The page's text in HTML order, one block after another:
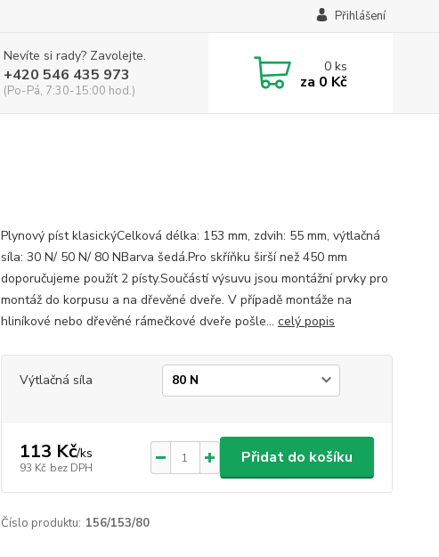
Přihlášení
Nevíte si rady? Zavolejte.
+420 546 435 973
(Po-Pá, 7:30-15:00 hod.)
0ks
za 0 Kč
Plynový píst klasickýCelková délka: 153 mm, zdvih: 55 mm, výtlačná
síla: 30 N/ 50 N/ 80 NBarva šedá.Pro skříňku širší než 450 mm
doporučujeme použít 2 písty.Součástí výsuvu jsou montážní prvky pro
montáž do korpusu a na dřevěné dveře. V případě montáže na
hliníkové nebo dřevěné rámečkové dveře pošle... celý popis
Výtlačná síla
113 Kč/ks
93 Kč bez DPH
Přidat do košíku
Číslo produktu: 156/153/80